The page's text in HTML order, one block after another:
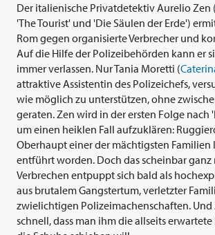
Der italienische Privatdetektiv Aurelio Zen (
'The Tourist' und 'Die Säulen der Erde')
Rom gegen organisierte Verbrecher und
Auf die Hilfe der Polizeibehörden kann er
immer verlassen. Nur Tania Moretti (
attraktive Assistentin des Polizeichefs,
wie möglich zu unterstützen, ohne
geraten. Zen wird in der ersten Folge nach
um einen heiklen Fall aufzuklären:
Oberhaupt einer der mächtigsten Familien
entführt worden. Doch das scheinbar ganz
Verbrechen entpuppt sich bald als
aus brutalem Gangstertum, verletzter
zwielichtigen Polizeimachenschaften. Und
schnell, dass man ihm die allseits